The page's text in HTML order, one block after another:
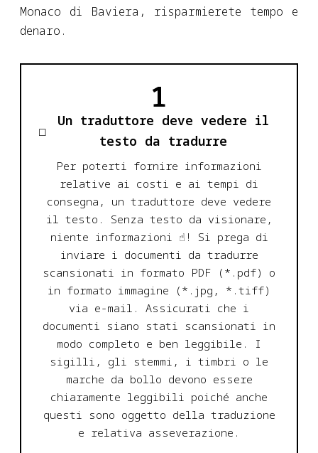
Monaco di Baviera, risparmierete tempo e
denaro.
1
Un traduttore deve vedere il
testo da tradurre
Per poterti fornire informazioni
relative ai costi e ai tempi di
consegna, un traduttore deve vedere
il testo. Senza testo da visionare,
niente informazioni ☝️! Si prega di
inviare i documenti da tradurre
scansionati in formato PDF (*.pdf) o
in formato immagine (*.jpg, *.tiff)
via e-mail. Assicurati che i
documenti siano stati scansionati in
modo completo e ben leggibile. I
sigilli, gli stemmi, i timbri o le
marche da bollo devono essere
chiaramente leggibili poiché anche
questi sono oggetto della traduzione
e relativa asseverazione.